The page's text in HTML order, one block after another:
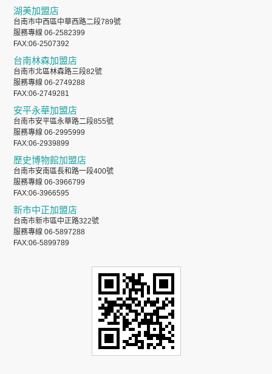
湖美加盟店
台南市中西區中華西路二段789號
服務專線 06-2582399
FAX:06-2507392
台南林森加盟店
台南市北區林森路三段82號
服務專線 06-2749288
FAX:06-2749281
安平永華加盟店
台南市安平區永華路二段855號
服務專線 06-2995999
FAX:06-2939899
歷史博物館加盟店
台南市安南區長和路一段400號
服務專線 06-3966799
FAX:06-3966595
新市中正加盟店
台南市新市區中正路322號
服務專線 06-5897288
FAX:06-5899789